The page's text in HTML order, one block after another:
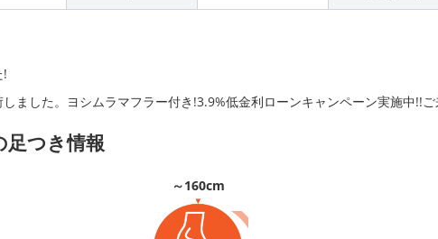
!
ました。ヨシムラマフラー付き!3.9%低金利ローンキャンペーン実施中!!ご
足つき情報
～160cm